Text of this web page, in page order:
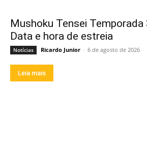
Mushoku Tensei Temporada
Data e hora de estreia
Notícias Ricardo Junior - 6 de agosto de 2026
Leia mais